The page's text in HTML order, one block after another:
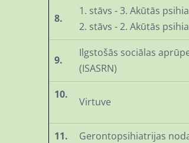
8.
1. stāvs - 3. Akūtās
2. stāvs - 2. Akūtās
9.
Ilgstošās sociālas
(ISASRN)
10.
Virtuve
11.
Gerontopsihiatrijas